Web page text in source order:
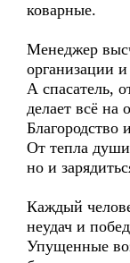
коварные.
Менеджер
организации
А спасатель,
делает всё на
Благородство
От тепла души
но и
Каждый
неудач и
Упущенные